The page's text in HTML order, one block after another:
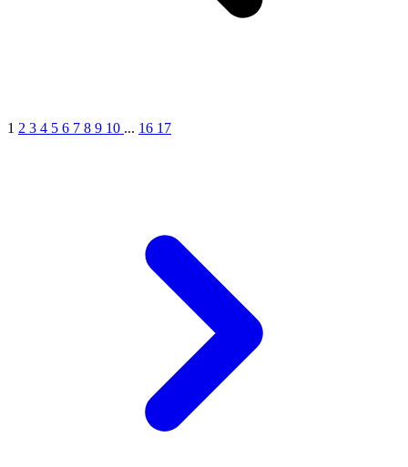
1 2 3 4 5 6 7 8 9 10 ... 16 17